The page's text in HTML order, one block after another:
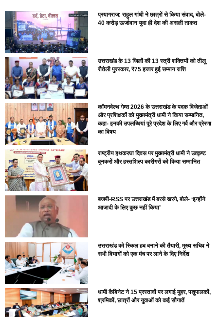
प्रयागराज: राहुल गांधी ने छात्रों से किया संवाद, बोले-
40 करोड़ ऊर्जावान युवा ही देश की असली ताकत
उत्तराखंड के 13 जिलों की 13 स्त्री शक्तियों को तीलू
रौतेली पुरस्कार, ₹75 हजार हुई सम्मान राशि
कॉमनवेल्थ गेम्स 2026 के उत्तराखंड के पदक विजेताओं
और प्रशिक्षकों को मुख्यमंत्री धामी ने किया सम्मानित,
कहा- इनकी उपलब्धियां पूरे प्रदेश के लिए गर्व और प्रेरणा
का विषय
राष्ट्रीय हथकरघा दिवस पर मुख्यमंत्री धामी ने उत्कृष्ट
बुनकरों और हस्तशिल्प कारीगरों को किया सम्मानित
बजपी-RSS पर उत्तराखंड में बरसे खरगे, बोले- ‘इन्होंने
आजादी के लिए कुछ नहीं किया’
उत्तराखंड को स्किल हब बनाने की तैयारी, मुख्य सचिव ने
सभी विभागों को एक मंच पर लाने के दिए निर्देश
धामी कैबिनेट ने 15 प्रस्तावों पर लगाई मुहर, पशुपालकों,
श्रमिकों, छात्रों और युवाओं को कई सौगातें